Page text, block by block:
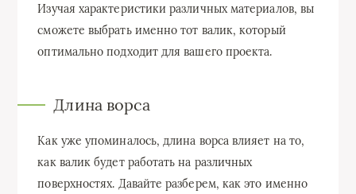
Изучая характеристики различных материалов, вы
сможете выбрать именно тот валик, который
оптимально подходит для вашего проекта.
Длина ворса
Как уже упоминалось, длина ворса влияет на то,
как валик будет работать на различных
поверхностях. Давайте разберем, как это именно